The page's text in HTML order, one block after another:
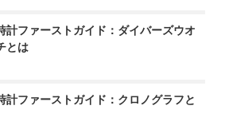
計ファーストガイド：ダイバーズウオ
とは
計ファーストガイド：クロノグラフと